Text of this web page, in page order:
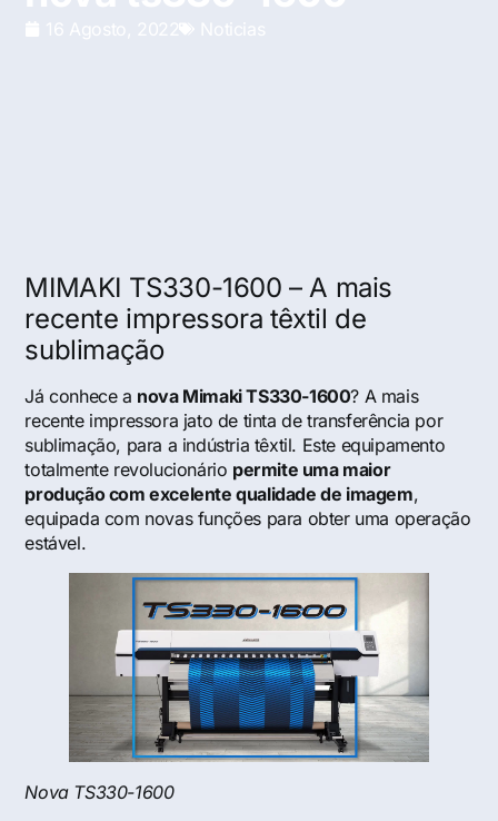
16 Agosto, 2022 Noticias
MIMAKI TS330-1600 – A mais
recente impressora têxtil de
sublimação
Já conhece a nova Mimaki TS330-1600? A mais
recente impressora jato de tinta de transferência por
sublimação, para a indústria têxtil. Este equipamento
totalmente revolucionário permite uma maior
produção com excelente qualidade de imagem,
equipada com novas funções para obter uma operação
estável.
Nova TS330-1600